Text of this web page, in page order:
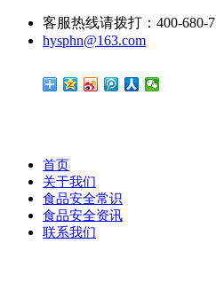
客服热线请拨打：400-680-
hysphn@163.com
首页
关于我们
食品安全常识
食品安全资讯
联系我们